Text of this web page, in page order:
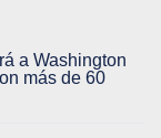
a Washington
más de 60